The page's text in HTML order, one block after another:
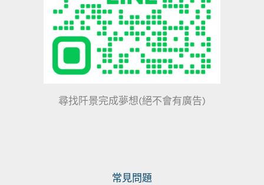
尋找阡景完成夢想(絕不會有廣告)
常見問題